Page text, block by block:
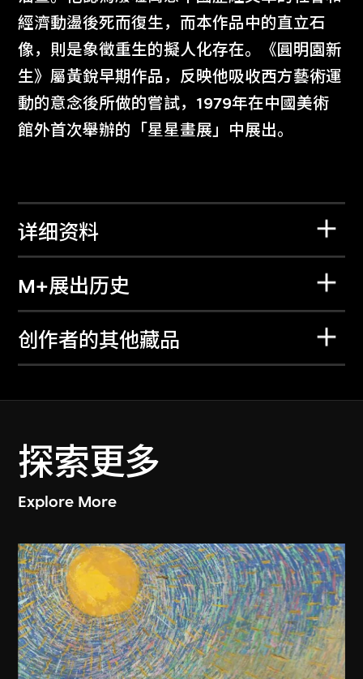
經濟動盪後死而復生，而本作品中的直立石
像，則是象徵重生的擬人化存在。《圓明園新
生》屬黃銳早期作品，反映他吸收西方藝術運
動的意念後所做的嘗試，1979年在中國美術
館外首次舉辦的「星星畫展」中展出。
详细资料
M+展出历史
创作者的其他藏品
探索更多
Explore More